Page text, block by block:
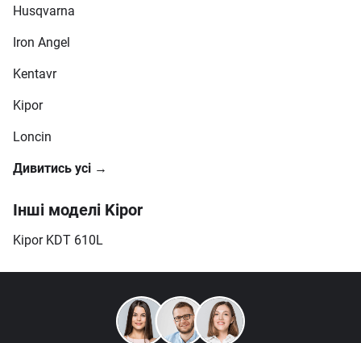
Husqvarna
Iron Angel
Kentavr
Kipor
Loncin
Дивитись усі →
Інші моделі Kipor
Kipor KDT 610L